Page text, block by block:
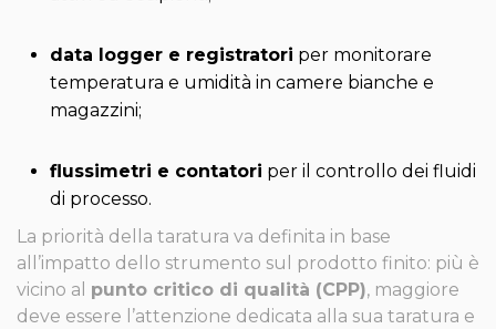
data logger e registratori per monitorare
temperatura e umidità in camere bianche e
magazzini;
flussimetri e contatori per il controllo dei fluidi
di processo.
La priorità della taratura va definita in base
all’impatto dello strumento sul prodotto finito: più è
vicino al punto critico di qualità (CPP), maggiore
deve essere l’attenzione dedicata alla sua taratura e